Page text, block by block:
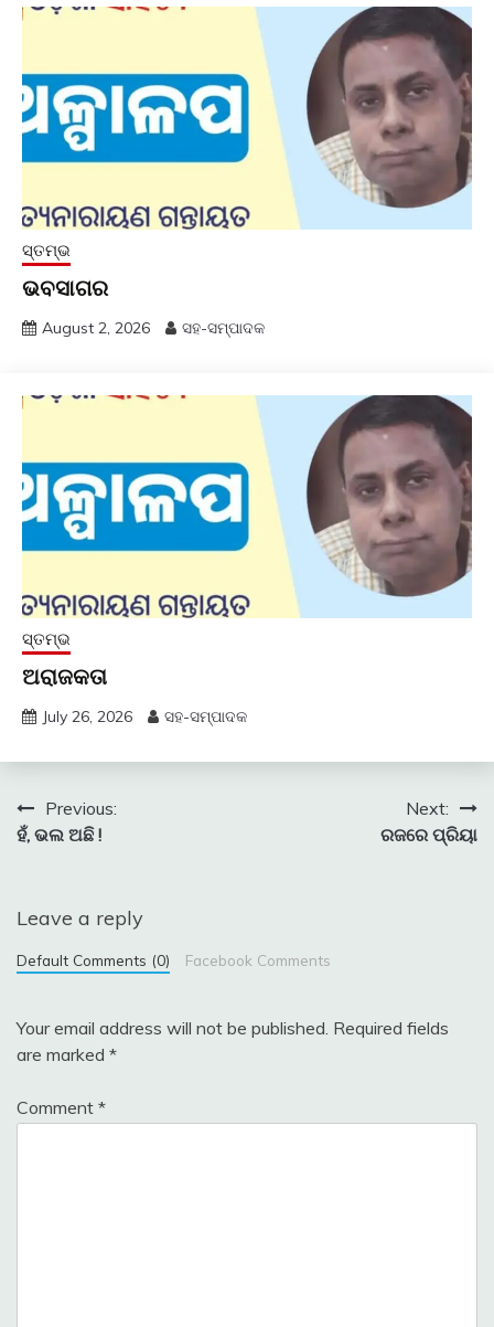
ସ୍ତମ୍ଭ
ଭବସାଗର
August 2, 2026 ସହ-ସମ୍ପାଦକ
ସ୍ତମ୍ଭ
ଅରାଜକତା
July 26, 2026 ସହ-ସମ୍ପାଦକ
Post
navigation
Previous:
ହଁ, ଭଲ ଅଛି !
Next:
ରଜରେ ପ୍ରିୟା
Leave a reply
Default Comments (0) Facebook Comments
Your email address will not be published. Required fields
are marked *
Comment *